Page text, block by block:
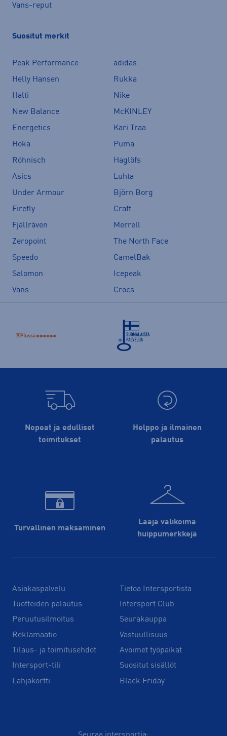
Vans-reput
Suositut merkit
Peak Performance
adidas
Helly Hansen
Rukka
Halti
Nike
New Balance
McKINLEY
Energetics
Kari Traa
Hoka
Puma
Röhnisch
Haglöfs
Asics
Luhta
Under Armour
Björn Borg
Firefly
Craft
Fjällräven
Merrell
Zeropoint
The North Face
Speedo
CamelBak
Salomon
Icepeak
Vans
Crocs
Nopeat ja edulliset
toimitukset
Helppo ja ilmainen
palautus
Turvallinen maksaminen
Laaja valikoima
huippu­merkkejä
Asiakaspalvelu
Tuotteiden palautus
Peruutusilmoitus
Reklamaatio
Tilaus- ja toimitusehdot
Intersport-tili
Lahjakortti
Tietoa Intersportista
Intersport Club
Seurakauppa
Vastuullisuus
Avoimet työpaikat
Suositut sisällöt
Black Friday